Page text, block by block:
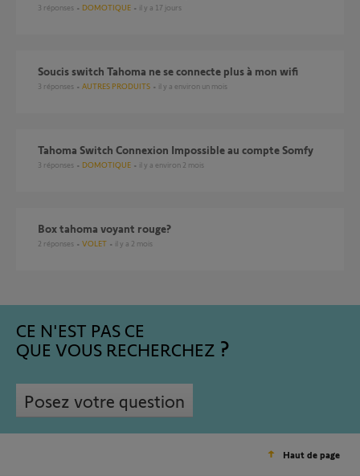
3 réponses DOMOTIQUE il y a 17 jours
Soucis switch Tahoma ne se connecte plus à mon wifi
3 réponses AUTRES PRODUITS il y a environ un mois
Tahoma Switch Connexion Impossible au compte Somfy
3 réponses DOMOTIQUE il y a environ 2 mois
Box tahoma voyant rouge?
2 réponses VOLET il y a 2 mois
CE N'EST PAS CE
QUE VOUS RECHERCHEZ
Posez votre question
Haut de page